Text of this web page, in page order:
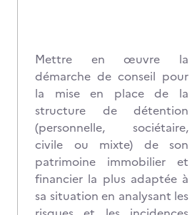
Mettre en œuvre la
démarche de conseil pour
la mise en place de la
structure de détention
(personnelle, sociétaire,
civile ou mixte) de son
patrimoine immobilier et
financier la plus adaptée à
sa situation en analysant les